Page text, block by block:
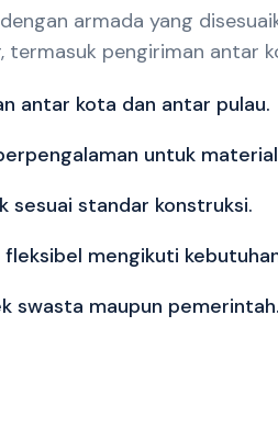
armada yang
termasuk pengiriman antar
antar kota dan antar pulau.
untuk
sesuai standar konstruksi.
mengikuti
swasta maupun pemerintah.